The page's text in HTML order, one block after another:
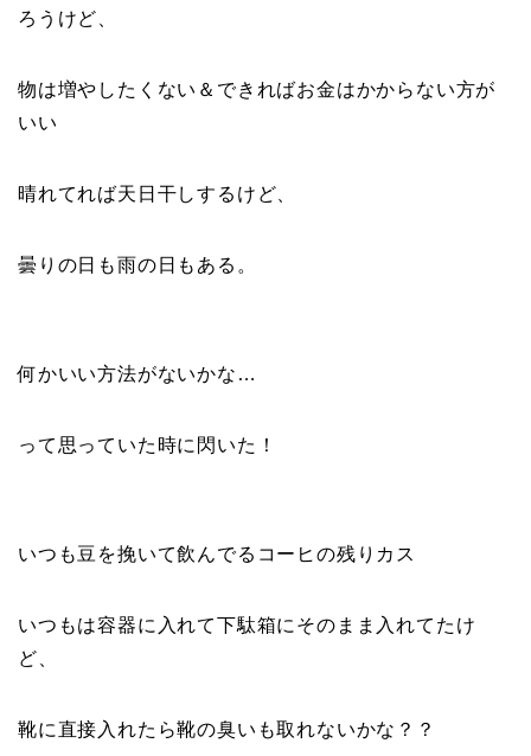
ろうけど、
物は増やしたくない＆できればお金はかからない方が
いい
晴れてれば天日干しするけど、
曇りの日も雨の日もある。
何かいい方法がないかな…
って思っていた時に閃いた！
いつも豆を挽いて飲んでるコーヒの残りカス
いつもは容器に入れて下駄箱にそのまま入れてたけ
ど、
靴に直接入れたら靴の臭いも取れないかな？？